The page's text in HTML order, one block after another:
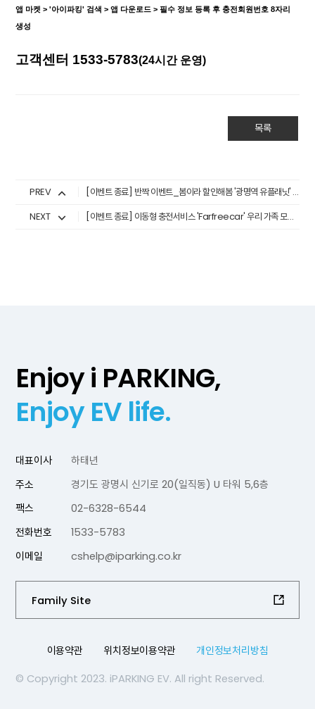
앱 마켓 > '아이파킹' 검색 > 앱 다운로드 > 필수 정보 등록 후 충전회원번호 8자리
생성
고객센터 1533-5783(24시간 운영)
목록
PREV
[이벤트 종료] 반짝 이벤트_봄이라 할인해봄 '광명역 유플래닛' 편 (4/9~5/10)
NEXT
[이벤트 종료] 이동형 충전서비스 'Farfreecar' 우리 가족 모두 '외식' 이벤트
Enjoy i PARKING,
Enjoy EV life.
대표이사
하태년
주소
경기도 광명시 신기로 20(일직동) U 타워 5,6층
팩스
02-6328-6544
전화번호
1533-5783
이메일
cshelp@iparking.co.kr
Family Site
© Copyright 2023. iPARKING EV. All right Reserved.
이용약관 위치정보이용약관 개인정보처리방침